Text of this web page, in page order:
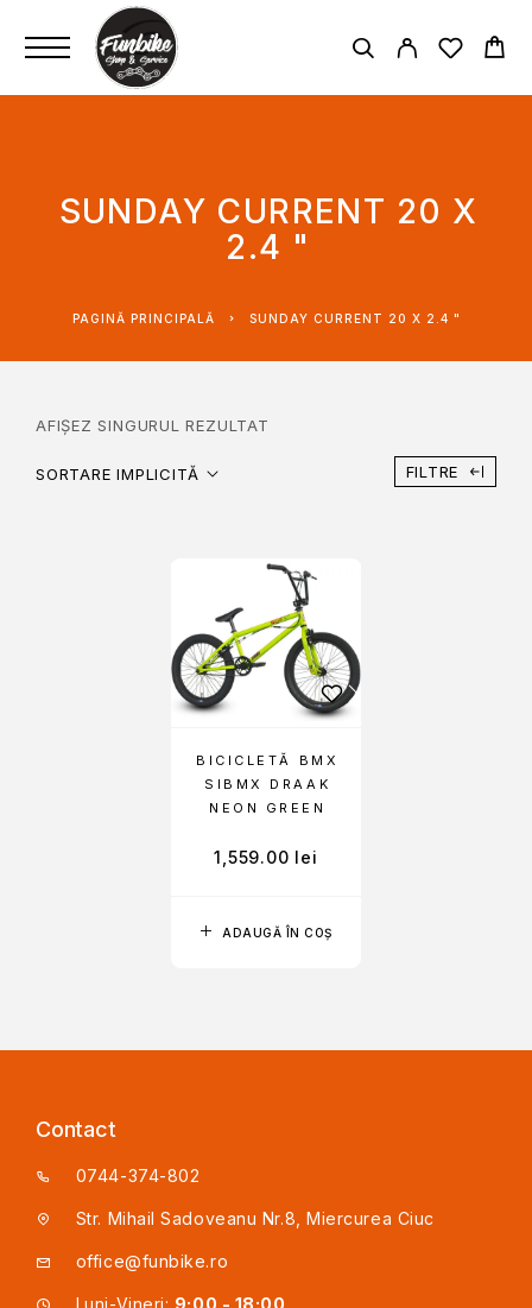
SUNDAY CURRENT 20 X
2.4 "
PAGINĂ PRINCIPALĂ SUNDAY CURRENT 20 X 2.4 "
AFIȘEZ SINGURUL REZULTAT
SORTARE IMPLICITĂ FILTRE
ADAUGĂ ÎN COȘ
BICICLETĂ BMX
SIBMX DRAAK
NEON GREEN
1,559.00 lei
Contact
0744-374-802
Str. Mihail Sadoveanu Nr.8, Miercurea Ciuc
office@funbike.ro
Luni-Vineri: 9:00 - 18:00